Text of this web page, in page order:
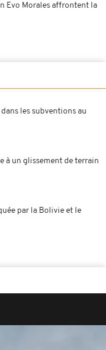
Evo Morales affrontent la
les subventions au
à un glissement de terrain
par la Bolivie et le